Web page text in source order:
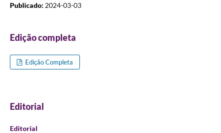
Publicado: 2024-03-03
Edição completa
Edição Completa
Editorial
Editorial